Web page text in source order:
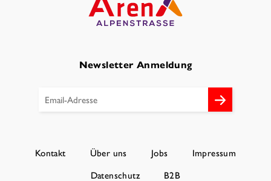
Newsletter Anmeldung
Kontakt Über uns Jobs
Impressum
Datenschutz
B2B